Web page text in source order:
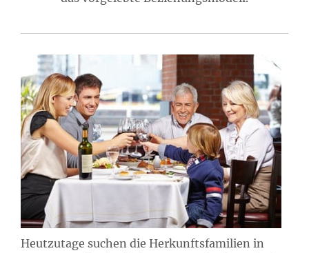
Heutzutage suchen die Herkunftsfamilien in